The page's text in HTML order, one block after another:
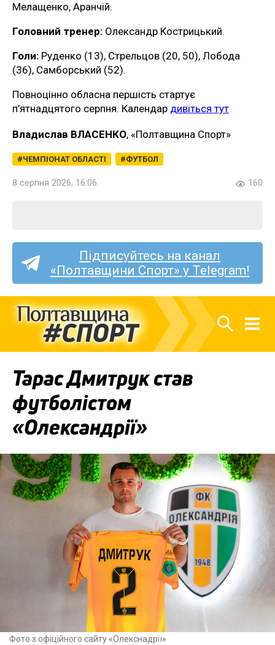
Мелащенко, Аранчій.
Головний тренер: Олександр Кострицький.
Голи: Руденко (13), Стрельцов (20, 50), Лобода
(36), Самборський (52).
Повноцінно обласна першість стартує
п’ятнадцятого серпня. Календар дивіться тут
Владислав ВЛАСЕНКО, «Полтавщина Спорт»
ЧЕМПІОНАТ ОБЛАСТІ ФУТБОЛ
8 серпня 2026, 16:06 160
Підписуйтесь на канал
«Полтавщини Спорт» у Telegram!
Тарас Дмитрук став
футболістом
«Олександрії»
Фото з офіційного сайту «Олекснадрії»